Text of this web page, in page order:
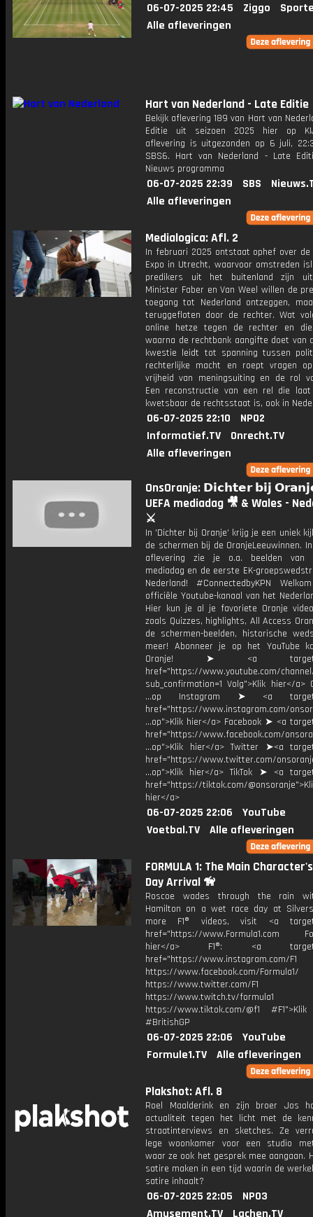
06-07-2025 22:45 Ziggo
Alle afleveringen
Hart van Nederland - Late Editie
Bekijk aflevering 189 van Hart van
Editie uit seizoen 2025 hier op
aflevering is uitgezonden op 6 juli,
SBS6. Hart van Nederland - Late
Nieuws programma
06-07-2025 22:39 SBS
Alle afleveringen
Medialogica: Afl. 2
In februari 2025 ontstaat ophef over de
Expo in Utrecht, waarvoor omstreden
predikers uit het buitenland zijn
Minister Faber en Van Weel willen de
toegang tot Nederland ontzeggen,
teruggefloten door de rechter. Wat
online hetze tegen de rechter en
waarna de rechtbank aangifte doet van
kwestie leidt tot spanning tussen
rechterlijke macht en roept vragen
vrijheid van meningsuiting en de rol
Een reconstructie van een rel die
kwetsbaar de rechtsstaat is, ook in
06-07-2025 22:10
NPO2
Informatief.TV
Onrecht.TV
Alle afleveringen
OnsOranje: 𝗗𝗶𝗰𝗵𝘁𝗲𝗿 𝗯𝗶𝗷
UEFA mediadag 🎥 & Wales -
⚔️
In 'Dichter bij Oranje' krijg je een uniek
de schermen bij de OranjeLeeuwinnen.
aflevering zie je o.a. beelden van
mediadag en de eerste EK-
Nederland! #ConnectedbyKPN
officiële Youtube-kanaal van het
Hier kun je al je favoriete Oranje
zoals Quizzes, highlights, All Access
de schermen-beelden, historische
meer! Abonneer je op het YouTube
Oranje! ➤ <a
href="https://www.youtube.com/channel/
sub_confirmation=1 Volg">Klik hier</a>
...op Instagram ➤ <a
href="https://www.instagram.com/
...op">Klik hier</a> Facebook ➤ <a
href="https://www.facebook.com/
...op">Klik hier</a> Twitter ➤<a
href="https://www.twitter.com/
...op">Klik hier</a> TikTok ➤ <a
href="https://tiktok.com/
hier</a>
06-07-2025 22:06
YouTube
Voetbal.TV
Alle afleveringen
FORMULA 1: The Main
Day Arrival 🦮
Roscoe wades through the rain
Hamilton on a wet race day at
more F1® videos, visit <a
href="https://www.Formula1.com
hier</a> F1®: <a
href="https://www.instagram.com/F1
https://www.facebook.com/Formula1/
https://www.twitter.com/F1
https://www.twitch.tv/formula1
https://www.tiktok.com/@f1
#BritishGP
06-07-2025 22:06
YouTube
Formule1.TV
Alle afleveringen
Plakshot: Afl. 8
Roel Maalderink en zijn broer Jos
actualiteit tegen het licht met de
straatinterviews en sketches. Ze
lege woonkamer voor een studio
waar ze ook het gesprek mee aangaan.
satire maken in een tijd waarin de
satire inhaalt?
06-07-2025 22:05
NPO3
Amusement.TV
Lachen.TV